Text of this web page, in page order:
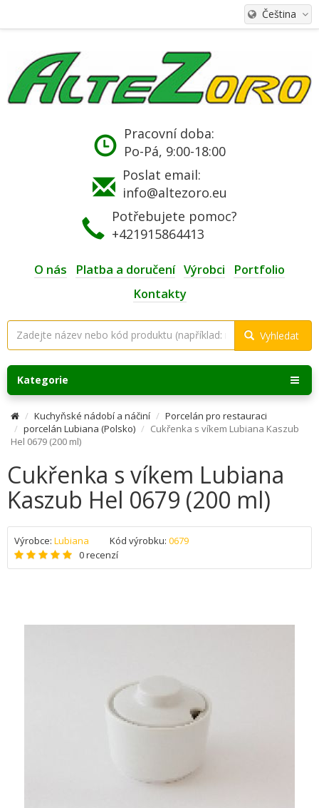
Čeština
Pracovní doba:
Po-Pá, 9:00-18:00
Poslat email:
info@altezoro.eu
Potřebujete pomoc?
+421915864413
O nás Platba a doručení Výrobci
Portfolio
Kontakty
Vyhledat
Kategorie
Kuchyňské nádobí a náčiní
Porcelán pro restauraci
porcelán Lubiana (Polsko)
Cukřenka s víkem Lubiana Kaszub
Hel 0679 (200 ml)
Cukřenka s víkem Lubiana
Kaszub Hel 0679 (200 ml)
Výrobce: Lubiana Kód výrobku: 0679
0 recenzí